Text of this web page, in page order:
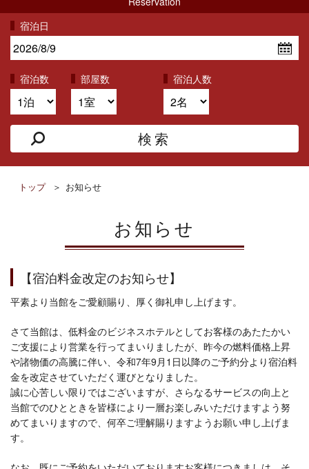
宿泊日
宿泊数 部屋数 宿泊人数
トップ お知らせ
お知らせ
【宿泊料金改定のお知らせ】
平素より当館をご愛顧賜り、厚く御礼申し上げます。
さて当館は、低料金のビジネスホテルとしてお客様のあたたかい
ご支援により営業を行ってまいりましたが、昨今の燃料価格上昇
や諸物価の高騰に伴い、令和7年9月1日以降のご予約分より宿泊料
金を改定させていただく運びとなりました。
誠に心苦しい限りではございますが、さらなるサービスの向上と
当館でのひとときを皆様により一層お楽しみいただけますよう努
めてまいりますので、何卒ご理解賜りますようお願い申し上げま
す。